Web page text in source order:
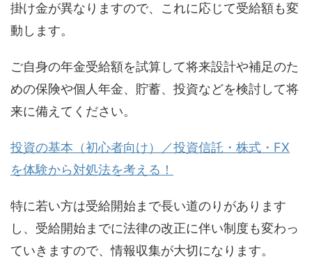
掛け金が異なりますので、これに応じて受給額も変
動します。
ご自身の年金受給額を試算して将来設計や補足のた
めの保険や個人年金、貯蓄、投資などを検討して将
来に備えてください。
投資の基本（初心者向け）／投資信託・株式・FX
を体験から対処法を考える！
特に若い方は受給開始まで長い道のりがあります
し、受給開始までに法律の改正に伴い制度も変わっ
ていきますので、情報収集が大切になります。